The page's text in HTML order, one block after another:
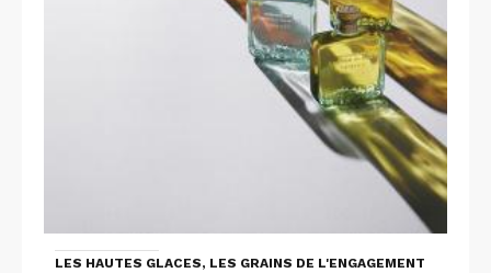
LES HAUTES GLACES, LES GRAINS DE L'ENGAGEMENT